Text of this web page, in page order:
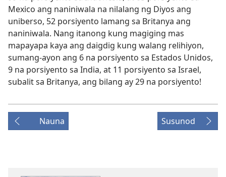
Mexico ang naniniwala na nilalang ng Diyos ang
uniberso, 52 porsiyento lamang sa Britanya ang
naniniwala. Nang itanong kung magiging mas
mapayapa kaya ang daigdig kung walang relihiyon,
sumang-ayon ang 6 na porsiyento sa Estados Unidos,
9 na porsiyento sa India, at 11 porsiyento sa Israel,
subalit sa Britanya, ang bilang ay 29 na porsiyento!
Nauna Susunod